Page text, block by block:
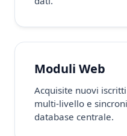
Moduli Web
Acquisite nuovi
multi-livello e
database centrale.